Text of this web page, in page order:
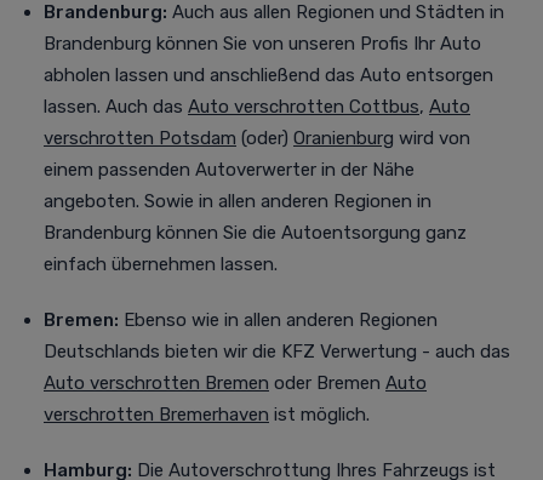
Brandenburg: Auch aus allen Regionen und Städten in
Brandenburg können Sie von unseren Profis Ihr Auto
abholen lassen und anschließend das Auto entsorgen
lassen. Auch das Auto verschrotten Cottbus, Auto
verschrotten Potsdam (oder) Oranienburg wird von
einem passenden Autoverwerter in der Nähe
angeboten. Sowie in allen anderen Regionen in
Brandenburg können Sie die Autoentsorgung ganz
einfach übernehmen lassen.
Bremen: Ebenso wie in allen anderen Regionen
Deutschlands bieten wir die KFZ Verwertung - auch das
Auto verschrotten Bremen oder Bremen Auto
verschrotten Bremerhaven ist möglich.
Hamburg: Die Autoverschrottung Ihres Fahrzeugs ist